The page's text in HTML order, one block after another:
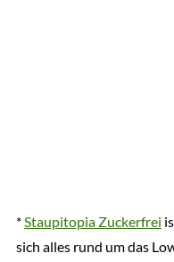
*Staupitopia Zuckerfrei
sich alles rund um das